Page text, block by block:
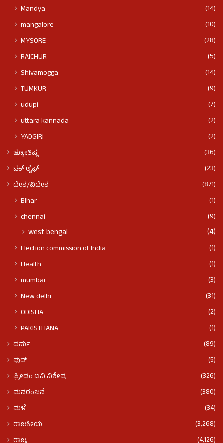
Mandya
(14)
mangalore
(10)
MYSORE
(28)
RAICHUR
(5)
Shivamogga
(14)
TUMKUR
(9)
udupi
(7)
uttara kannada
(2)
YADGIRI
(2)
ಜ್ಯೋತಿಷ್ಯ
(36)
ಟೆಕ್ ಲೈಫ್
(23)
ದೇಶ/ವಿದೇಶ
(871)
BIhar
(1)
chennai
(9)
west bengal (4)
Election commission of India
(1)
Health
(1)
mumbai
(3)
New delhi
(31)
ODISHA
(2)
PAKISTHANA
(1)
ಧರ್ಮ
(89)
ಫುಡ್​​
(5)
ಫ್ರೀಡಂ ಟಿವಿ ವಿಶೇಷ
(326)
ಮನರಂಜನೆ
(380)
ಮಳೆ
(34)
ರಾಜಕೀಯ
(3,268)
ರಾಜ್ಯ
(4,126)